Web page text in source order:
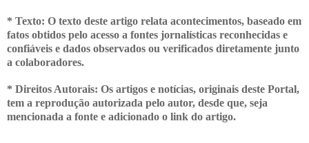
* Texto: O texto deste artigo relata acontecimentos, baseado em
fatos obtidos pelo acesso a fontes jornalísticas reconhecidas e
confiáveis e dados observados ou verificados diretamente junto
a colaboradores.
* Direitos Autorais: Os artigos e notícias, originais deste Portal,
tem a reprodução autorizada pelo autor, desde que, seja
mencionada a fonte e adicionado o link do artigo.